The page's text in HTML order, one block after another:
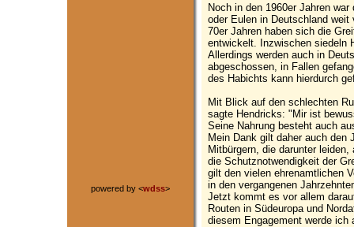
powered by <wdss>
Noch in den 1960er Jahren
oder Eulen in Deutschland
70er Jahren haben sich die
entwickelt. Inzwischen siedeln
Allerdings werden auch in
abgeschossen, in Fallen
des Habichts kann hierdurch
Mit Blick auf den schlechten
sagte Hendricks: "Mir ist
Seine Nahrung besteht auch
Mein Dank gilt daher auch den
Mitbürgern, die darunter
die Schutznotwendigkeit der
gilt den vielen ehrenamtlichen
in den vergangenen
Jetzt kommt es vor allem
Routen in Südeuropa und
diesem Engagement werde ich